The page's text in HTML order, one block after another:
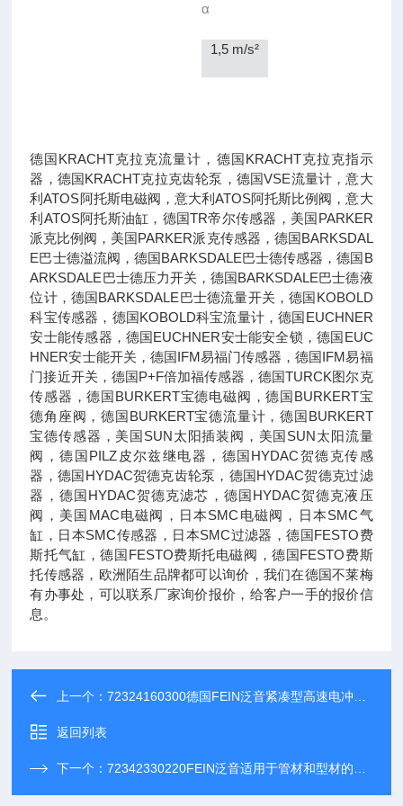
α
1,5 m/s²
德国KRACHT克拉克流量计，德国KRACHT克拉克指示
器，德国KRACHT克拉克齿轮泵，德国VSE流量计，意大
利ATOS阿托斯电磁阀，意大利ATOS阿托斯比例阀，意大
利ATOS阿托斯油缸，德国TR帝尔传感器，美国PARKER
派克比例阀，美国PARKER派克传感器，德国BARKSDAL
E巴士德溢流阀，德国BARKSDALE巴士德传感器，德国B
ARKSDALE巴士德压力开关，德国BARKSDALE巴士德液
位计，德国BARKSDALE巴士德流量开关，德国KOBOLD
科宝传感器，德国KOBOLD科宝流量计，德国EUCHNER
安士能传感器，德国EUCHNER安士能安全锁，德国EUC
HNER安士能开关，德国IFM易福门传感器，德国IFM易福
门接近开关，德国P+F倍加福传感器，德国TURCK图尔克
传感器，德国BURKERT宝德电磁阀，德国BURKERT宝
德角座阀，德国BURKERT宝德流量计，德国BURKERT
宝德传感器，美国SUN太阳插装阀，美国SUN太阳流量
阀，德国PILZ皮尔兹继电器，德国HYDAC贺德克传感
器，德国HYDAC贺德克齿轮泵，德国HYDAC贺德克过滤
器，德国HYDAC贺德克滤芯，德国HYDAC贺德克液压
阀，美国MAC电磁阀，日本SMC电磁阀，日本SMC气
缸，日本SMC传感器，日本SMC过滤器，德国FESTO费
斯托气缸，德国FESTO费斯托电磁阀，德国FESTO费斯
托传感器，欧洲陌生品牌都可以询价，我们在德国不莱梅
有办事处，可以联系厂家询价报价，给客户一手的报价信
息。
上一个：72324160300德国FEIN泛音紧凑型高速电冲剪适用于梯形板
返回列表
下一个：72342330220FEIN泛音适用于管材和型材的高功率马刀锯